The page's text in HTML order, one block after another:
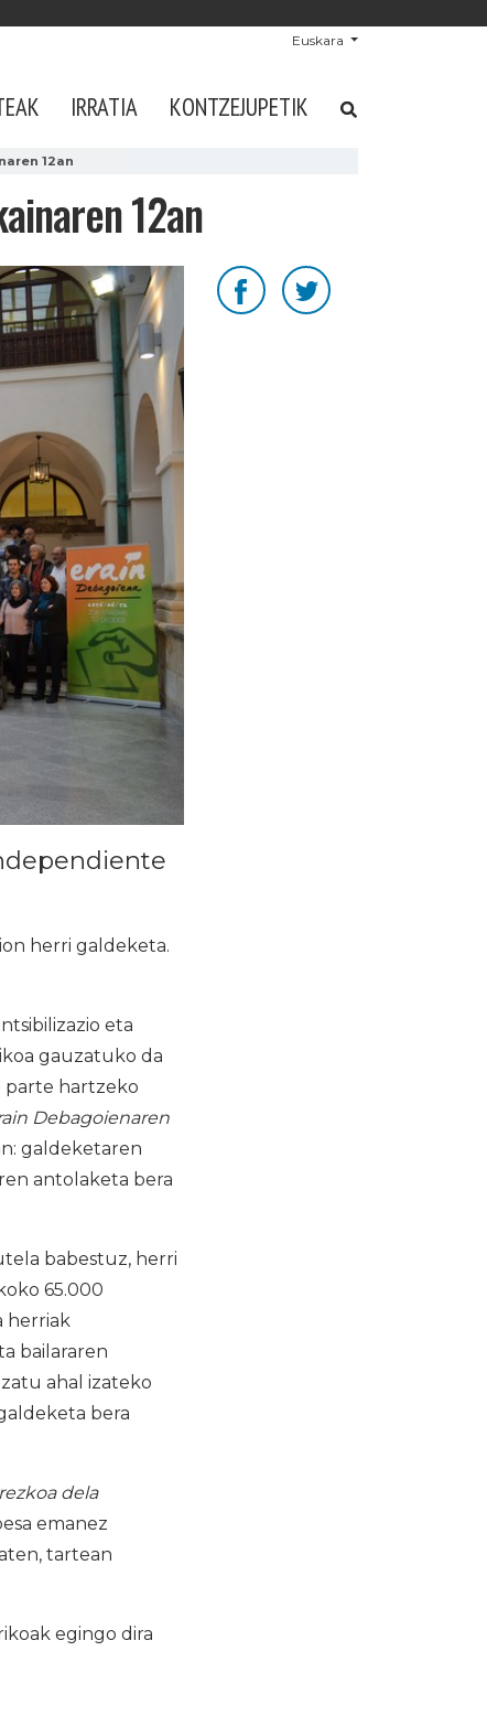
Euskara
IRRATIA KONTZEJUPETIK
12an
12an
herri galdeketa.
eta
gauzatuko da
parte hartzeko
Debagoienaren
galdeketaren
antolaketa bera
babestuz, herri
65.000
herriak
bailararen
ahal izateko
bera
dela
emanez
tartean
egingo dira